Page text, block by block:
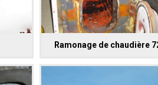
Ramonage de chaudière